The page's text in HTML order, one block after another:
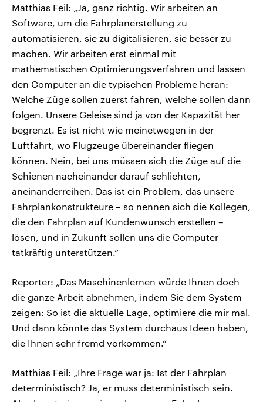
Matthias Feil: „Ja, ganz richtig. Wir arbeiten an
Software, um die Fahrplanerstellung zu
automatisieren, sie zu digitalisieren, sie besser zu
machen. Wir arbeiten erst einmal mit
mathematischen Optimierungsverfahren und lassen
den Computer an die typischen Probleme heran:
Welche Züge sollen zuerst fahren, welche sollen dann
folgen. Unsere Geleise sind ja von der Kapazität her
begrenzt. Es ist nicht wie meinetwegen in der
Luftfahrt, wo Flugzeuge übereinander fliegen
können. Nein, bei uns müssen sich die Züge auf die
Schienen nacheinander darauf schlichten,
aneinanderreihen. Das ist ein Problem, das unsere
Fahrplankonstrukteure – so nennen sich die Kollegen,
die den Fahrplan auf Kundenwunsch erstellen –
lösen, und in Zukunft sollen uns die Computer
tatkräftig unterstützen.“
Reporter: „Das Maschinenlernen würde Ihnen doch
die ganze Arbeit abnehmen, indem Sie dem System
zeigen: So ist die aktuelle Lage, optimiere die mir mal.
Und dann könnte das System durchaus Ideen haben,
die Ihnen sehr fremd vorkommen.“
Matthias Feil: „Ihre Frage war ja: Ist der Fahrplan
deterministisch? Ja, er muss deterministisch sein.